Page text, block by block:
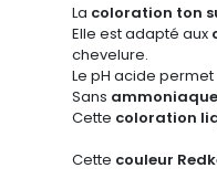
La coloration ton
Elle est adapté aux
chevelure.
Le pH acide
Sans ammoniaque
Cette coloration
Cette couleur